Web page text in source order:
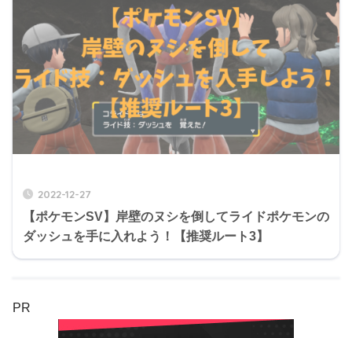
2022-12-27
【ポケモンSV】岸壁のヌシを倒してライドポケモンの
ダッシュを手に入れよう！【推奨ルート3】
PR